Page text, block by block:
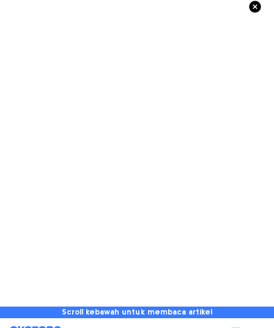
Scroll kebawah untuk membaca artikel